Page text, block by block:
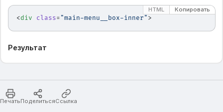
HTML Копировать
<div class="main-menu__box-inner">
Результат
ПечатьПоделитьсяСсылка